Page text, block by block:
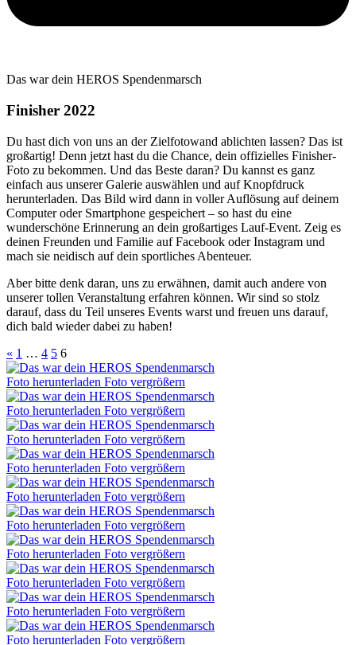
Das war dein HEROS Spendenmarsch
Finisher 2022
Du hast dich von uns an der Zielfotowand ablichten lassen? Das ist
großartig! Denn jetzt hast du die Chance, dein offizielles Finisher-
Foto zu bekommen. Und das Beste daran? Du kannst es ganz
einfach aus unserer Galerie auswählen und auf Knopfdruck
herunterladen. Das Bild wird dann in voller Auflösung auf deinem
Computer oder Smartphone gespeichert – so hast du eine
wunderschöne Erinnerung an dein großartiges Lauf-Event. Zeig es
deinen Freunden und Familie auf Facebook oder Instagram und
mach sie neidisch auf dein sportliches Abenteuer.
Aber bitte denk daran, uns zu erwähnen, damit auch andere von
unserer tollen Veranstaltung erfahren können. Wir sind so stolz
darauf, dass du Teil unseres Events warst und freuen uns darauf,
dich bald wieder dabei zu haben!
« 1 … 4 5 6
Foto herunterladen Foto vergrößern
Foto herunterladen Foto vergrößern
Foto herunterladen Foto vergrößern
Foto herunterladen Foto vergrößern
Foto herunterladen Foto vergrößern
Foto herunterladen Foto vergrößern
Foto herunterladen Foto vergrößern
Foto herunterladen Foto vergrößern
Foto herunterladen Foto vergrößern
Foto herunterladen Foto vergrößern